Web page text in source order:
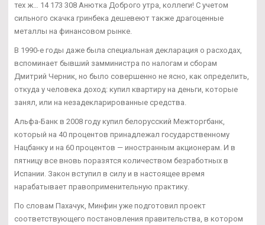
тех ж… 14 173 308 Анютка Доброго утра, коллеги! С учетом
сильного скачка гринбека дешевеют также драгоценные
металлы на финансовом рынке.
В 1990-е годы даже была специальная декларация о расходах,
вспоминает бывший замминистра по налогам и сборам
Дмитрий Черник, но было совершенно не ясно, как определить,
откуда у человека доход: купил квартиру на деньги, которые
занял, или на незадекларированные средства.
Альфа-Банк в 2008 году купил белорусский Межторгбанк,
который на 40 процентов принадлежал государственному
Нацбанку и на 60 процентов — иностранным акционерам. И в
пятницу все вновь поразятся количеством безработных в
Испании. Закон вступил в силу и в настоящее время
нарабатывает правоприменительную практику.
По словам Пахачук, Минфин уже подготовил проект
соответствующего постановления правительства, в котором